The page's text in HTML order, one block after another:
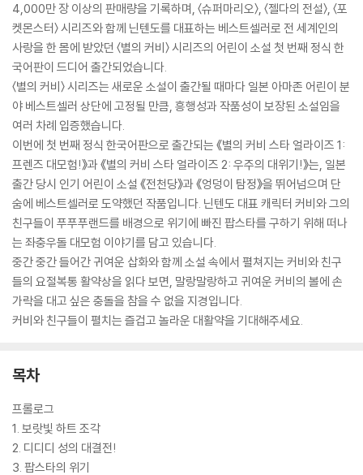
4,000만 장 이상의 판매량을 기록하며, 〈슈퍼마리오〉, 〈젤다의 전설〉, 〈포
켓몬스터〉 시리즈와 함께 닌텐도를 대표하는 베스트셀러로 전 세계인의
사랑을 한 몸에 받았던 〈별의 커비〉 시리즈의 어린이 소설 첫 번째 정식 한
국어판이 드디어 출간되었습니다.
〈별의 커비〉 시리즈는 새로운 소설이 출간될 때마다 일본 아마존 어린이 분
야 베스트셀러 상단에 고정될 만큼, 흥행성과 작품성이 보장된 소설임을
여러 차례 입증했습니다.
이번에 첫 번째 정식 한국어판으로 출간되는 《별의 커비 스타 얼라이즈 1:
프렌즈 대모험!》과 《별의 커비 스타 얼라이즈 2: 우주의 대위기!》는, 일본
출간 당시 인기 어린이 소설 《전천당》과 《엉덩이 탐정》을 뛰어넘으며 단
숨에 베스트셀러로 도약했던 작품입니다. 닌텐도 대표 캐릭터 커비와 그의
친구들이 푸푸푸랜드를 배경으로 위기에 빠진 팝스타를 구하기 위해 떠나
는 좌충우돌 대모험 이야기를 담고 있습니다.
중간 중간 들어간 귀여운 삽화와 함께 소설 속에서 펼쳐지는 커비와 친구
들의 요절복통 활약상을 읽다 보면, 말랑말랑하고 귀여운 커비의 볼에 손
가락을 대고 싶은 충돌을 참을 수 없을 지경입니다.
커비와 친구들이 펼치는 즐겁고 놀라운 대활약을 기대해주세요.
목차
프롤로그
1. 보랏빛 하트 조각
2. 디디디 성의 대결전!
3. 팝스타의 위기